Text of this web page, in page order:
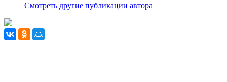
Смотреть другие публикации автора